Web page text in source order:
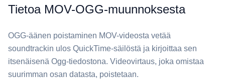
Tietoa MOV-OGG-muunnoksesta
⁦OGG⁩-äänen poistaminen ⁦MOV⁩-videosta vetää
soundtrackin ulos QuickTime-säilöstä ja kirjoittaa sen
itsenäisenä Ogg-tiedostona. Videovirtaus, joka omistaa
suurimman osan datasta, poistetaan.